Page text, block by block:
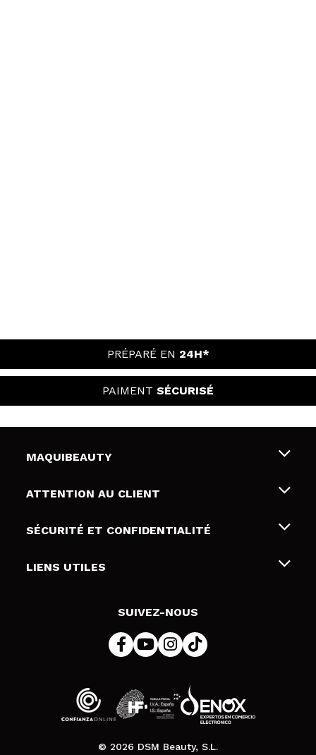
PRÉPARÉ EN 24H*
PAIMENT SÉCURISÉ
MAQUIBEAUTY
Qui sommes nous
Cartes-cadeaux
ATTENTION AU CLIENT
Livraison & retour
Modes de paiement
SÉCURITÉ ET CONFIDENTIALITÉ
Conditions et confidentialité
LIENS UTILES
SUIVEZ-NOUS
© 2026 DSM Beauty, S.L.